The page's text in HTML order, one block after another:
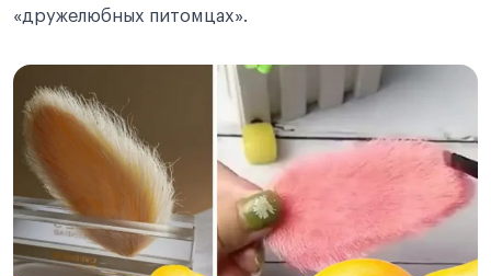
«дружелюбных питомцах».